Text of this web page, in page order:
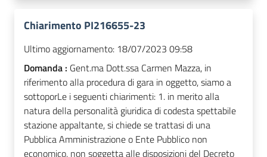
Chiarimento PI216655-23
Ultimo aggiornamento: 18/07/2023 09:58
Domanda : Gent.ma Dott.ssa Carmen Mazza, in
riferimento alla procedura di gara in oggetto, siamo a
sottoporLe i seguenti chiarimenti: 1. in merito alla
natura della personalità giuridica di codesta spettabile
stazione appaltante, si chiede se trattasi di una
Pubblica Amministrazione o Ente Pubblico non
economico, non soggetta alle disposizioni del Decreto